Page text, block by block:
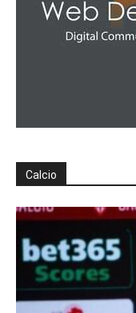
Calcio